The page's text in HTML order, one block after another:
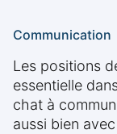
Communication
Les positions
essentielle
chat à
aussi bien avec